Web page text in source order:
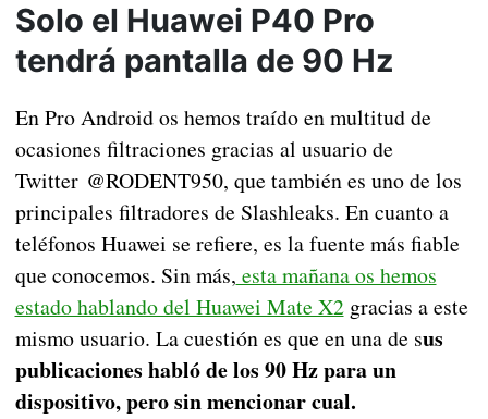
Solo el Huawei P40 Pro
tendrá pantalla de 90 Hz
En Pro Android os hemos traído en multitud de
ocasiones filtraciones gracias al usuario de
Twitter @RODENT950, que también es uno de los
principales filtradores de Slashleaks. En cuanto a
teléfonos Huawei se refiere, es la fuente más fiable
que conocemos. Sin más, esta mañana os hemos
estado hablando del Huawei Mate X2gracias a este
mismo usuario. La cuestión es que en una de sus
publicaciones habló de los 90 Hz para un
dispositivo, pero sin mencionar cual.